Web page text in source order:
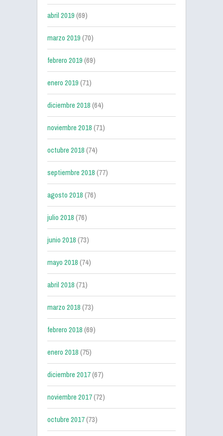
abril 2019(69)
marzo 2019(70)
febrero 2019(69)
enero 2019(71)
diciembre 2018(64)
noviembre 2018(71)
octubre 2018(74)
septiembre 2018(77)
agosto 2018(76)
julio 2018(76)
junio 2018(73)
mayo 2018(74)
abril 2018(71)
marzo 2018(73)
febrero 2018(69)
enero 2018(75)
diciembre 2017(67)
noviembre 2017(72)
octubre 2017(73)